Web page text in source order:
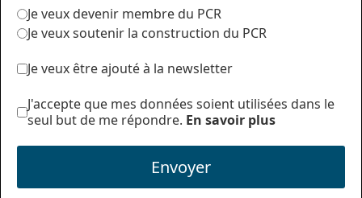
Je veux devenir membre du PCR
Je veux soutenir la construction du PCR
Je veux être ajouté à la newsletter
J'accepte que mes données soient utilisées dans le
seul but de me répondre. En savoir plus
Envoyer